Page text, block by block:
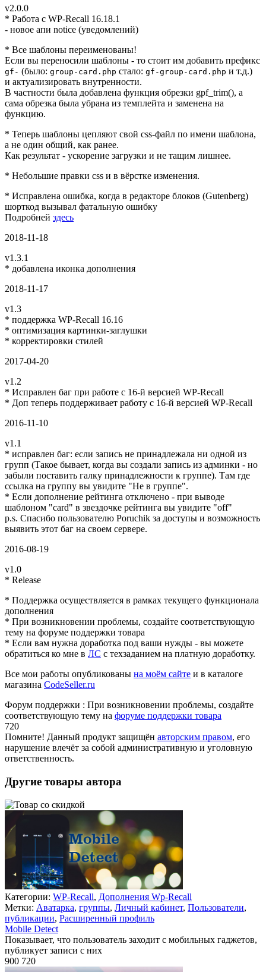
v2.0.0
* Работа с WP-Recall 16.18.1
- новое апи notice (уведомлений)
* Все шаблоны переименованы!
Если вы переносили шаблоны - то стоит им добавить префикс
gf- (было: group-card.php стало: gf-group-card.php и т.д.)
и актуализировать внутренности.
В частности была добавлена функция обрезки gpf_trim(), а
сама обрезка была убрана из темплейта и заменена на
функцию.
* Теперь шаблоны цепляют свой css-файл по имени шаблона,
а не один общий, как ранее.
Как результат - ускорение загрузки и не тащим лишнее.
* Небольшие правки css и в вёрстке изменения.
* Исправлена ошибка, когда в редакторе блоков (Gutenberg)
шорткод вызывал фатальную ошибку
Подробней здесь
2018-11-18
v1.3.1
* добавлена иконка дополнения
2018-11-17
v1.3
* поддержка WP-Recall 16.16
* оптимизация картинки-заглушки
* корректировки стилей
2017-04-20
v1.2
* Исправлен баг при работе с 16-й версией WP-Recall
* Доп теперь поддерживает работу с 16-й версией WP-Recall
2016-11-10
v1.1
* исправлен баг: если запись не принадлежала ни одной из
групп (Такое бывает, когда вы создали запись из админки - но
забыли поставить галку принадлежности к группе). Там где
ссылка на группу вы увидите "Не в группе".
* Если дополнение рейтинга отключено - при выводе
шаблоном "card" в звездочке рейтинга вы увидите "off"
p.s. Спасибо пользователю Poruchik за доступы и возможность
выявить этот баг на своем сервере.
2016-08-19
v1.0
* Release
* Поддержка осуществляется в рамках текущего функционала
дополнения
* При возникновении проблемы, создайте соответствующую
тему на форуме поддержки товара
* Если вам нужна доработка под ваши нужды - вы можете
обратиться ко мне в ЛС с техзаданием на платную доработку.
Все мои работы опубликованы на моём сайте и в каталоге
магазина CodeSeller.ru
Форум поддержки : При возникновении проблемы, создайте
соответствующую тему на форуме поддержки товара
720
Помните! Данный продукт защищён авторским правом, его
нарушение влечёт за собой административную и уголовную
ответственность.
Другие товары автора
Категории: WP-Recall, Дополнения Wp-Recall
Метки: Аватарка, группы, Личный кабинет, Пользователи,
публикации, Расширенный профиль
Mobile Detect
Показывает, что пользователь заходит с мобильных гаджетов,
публикует записи с них
900 720